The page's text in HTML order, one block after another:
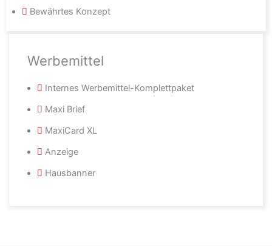
Bewährtes Konzept
Werbemittel
Internes Werbemittel-Komplettpaket
Maxi Brief
MaxiCard XL
Anzeige
Hausbanner